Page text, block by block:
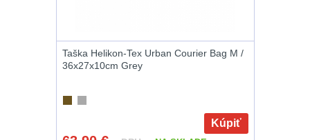
Na vzduchovku15
Taška Helikon-Tex Urban Courier Bag M /
36x27x10cm Grey
Kúpiť